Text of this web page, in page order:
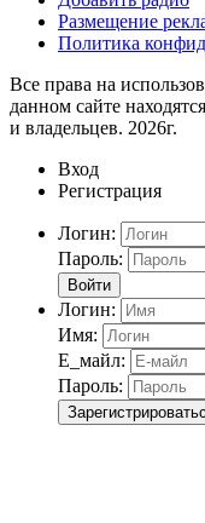
Размещение
Политика
Все права на
данном сайте
и владельцев. 2026г.
Вход
Регистрация
Логин:
Пароль:
Войти
Логин:
Имя:
Е_майл:
Пароль: